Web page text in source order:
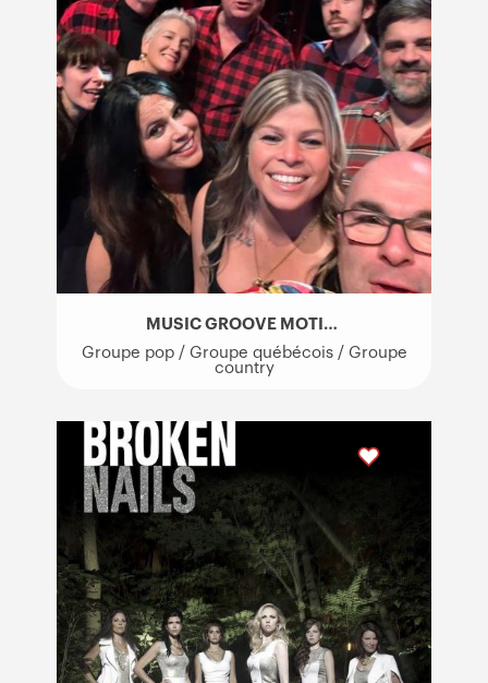
MUSIC GROOVE MOTION (MGM BAND)
Groupe pop / Groupe québécois / Groupe
country